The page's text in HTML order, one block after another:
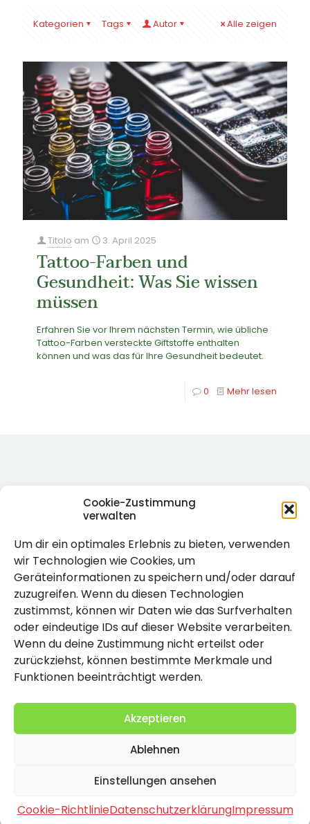
Cookie-Zustimmung
verwalten
Um dir ein optimales Erlebnis zu bieten, verwenden
wir Technologien wie Cookies, um
Geräteinformationen zu speichern und/oder darauf
zuzugreifen. Wenn du diesen Technologien
zustimmst, können wir Daten wie das Surfverhalten
oder eindeutige IDs auf dieser Website verarbeiten.
Wenn du deine Zustimmung nicht erteilst oder
zurückziehst, können bestimmte Merkmale und
Funktionen beeinträchtigt werden.
Akzeptieren
Ablehnen
Einstellungen ansehen
Cookie-RichtlinieDatenschutzerklärungImpressum
Kategorien Tags Autor Alle zeigen
Titolo am 3. April 2025
Tattoo-Farben und
Gesundheit: Was Sie wissen
müssen
Erfahren Sie vor Ihrem nächsten Termin, wie übliche
Tattoo-Farben versteckte Giftstoffe enthalten
können und was das für Ihre Gesundheit bedeutet.
0 Mehr lesen
Rechtlich
Impressum
Datenschutzerklärung
Cookie-Richtlinie (EU)